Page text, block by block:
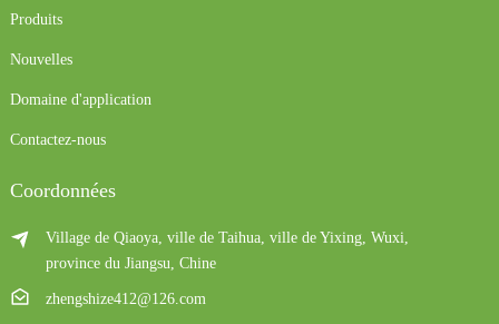
Produits
Nouvelles
Domaine d'application
Contactez-nous
Coordonnées
Village de Qiaoya, ville de Taihua, ville de Yixing, Wuxi,
province du Jiangsu, Chine
zhengshize412@126.com